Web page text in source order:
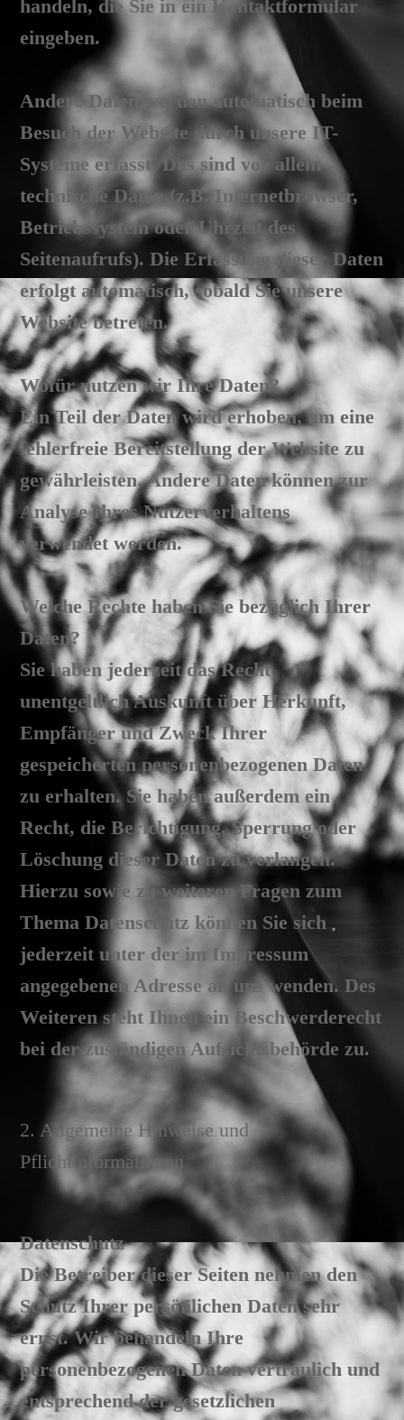
handeln, die Sie in ein Kontaktformular
eingeben.
Andere Daten werden automatisch beim
Besuch der Website durch unsere IT-
Systeme erfasst. Das sind vor allem
technische Daten (z.B. Internetbrowser,
Betriebssystem oder Uhrzeit des
Seitenaufrufs). Die Erfassung dieser Daten
erfolgt automatisch, sobald Sie unsere
Website betreten.
Wofür nutzen wir Ihre Daten?
Ein Teil der Daten wird erhoben, um eine
fehlerfreie Bereitstellung der Website zu
gewährleisten. Andere Daten können zur
Analyse Ihres Nutzerverhaltens
verwendet werden.
Welche Rechte haben Sie bezüglich Ihrer
Daten?
Sie haben jederzeit das Recht
unentgeltlich Auskunft über Herkunft,
Empfänger und Zweck Ihrer
gespeicherten personenbezogenen Daten
zu erhalten. Sie haben außerdem ein
Recht, die Berichtigung, Sperrung oder
Löschung dieser Daten zu verlangen.
Hierzu sowie zu weiteren Fragen zum
Thema Datenschutz können Sie sich
jederzeit unter der im Impressum
angegebenen Adresse an uns wenden. Des
Weiteren steht Ihnen ein Beschwerderecht
bei der zuständigen Aufsichtsbehörde zu.
2. Allgemeine Hinweise und
Pflichtinformationen
Datenschutz
Die Betreiber dieser Seiten nehmen den
Schutz Ihrer persönlichen Daten sehr
ernst. Wir behandeln Ihre
personenbezogenen Daten vertraulich und
entsprechend der gesetzlichen